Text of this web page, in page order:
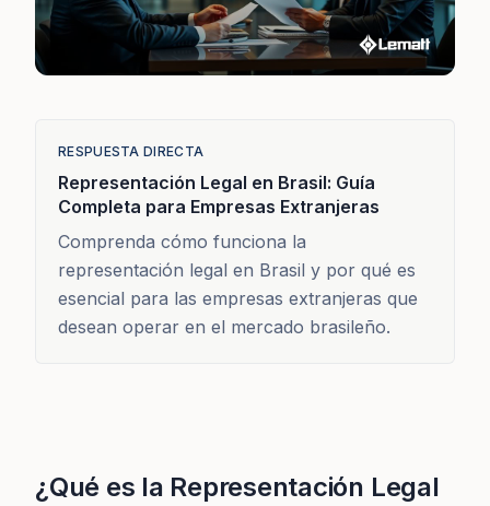
RESPUESTA DIRECTA
Representación Legal en Brasil: Guía
Completa para Empresas Extranjeras
Comprenda cómo funciona la
representación legal en Brasil y por qué es
esencial para las empresas extranjeras que
desean operar en el mercado brasileño.
¿Qué es la Representación Legal